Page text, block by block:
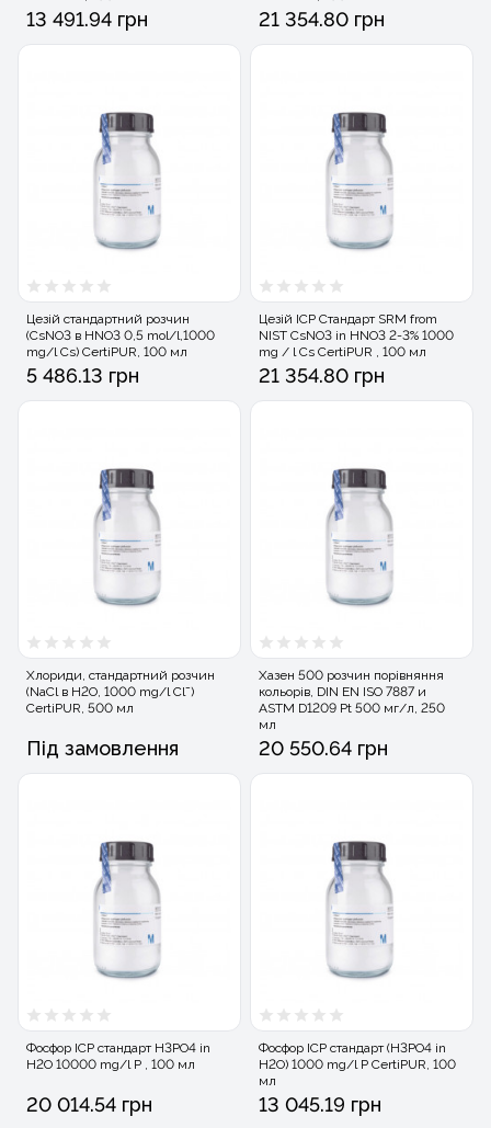
13 491.94 грн 21 354.80 грн
Цезій стандартний розчин
(CsNO3 в HNO3 0,5 mol/l,1000
mg/l Cs) CertiPUR, 100 мл
5 486.13 грн
Цезій ICP Стандарт SRM from
NIST CsNO3 in HNO3 2-3% 1000
mg / l Cs CertiPUR , 100 мл
21 354.80 грн
Хлориди, стандартний розчин
(NaCl в H2O, 1000 mg/l Cl¯)
CertiPUR, 500 мл
Під замовлення
Хазен 500 розчин порівняння
кольорів, DIN EN ISO 7887 и
ASTM D1209 Pt 500 мг/л, 250
мл
20 550.64 грн
Фосфор ICP стандарт H3PO4 in
H2O 10000 mg/l P , 100 мл
20 014.54 грн
Фосфор ICP стандарт (H3PO4 in
H2O) 1000 mg/l P CertiPUR, 100
мл
13 045.19 грн